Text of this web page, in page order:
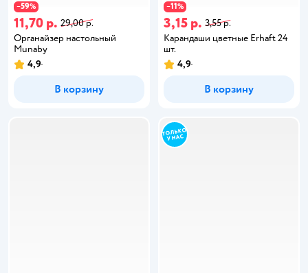
−59%
11,70 р. 29,00 р.
Органайзер настольный
Munaby
4,9
В корзину
−11%
3,15 р. 3,55 р.
Карандаши цветные Erhaft 24
шт.
4,9
В корзину